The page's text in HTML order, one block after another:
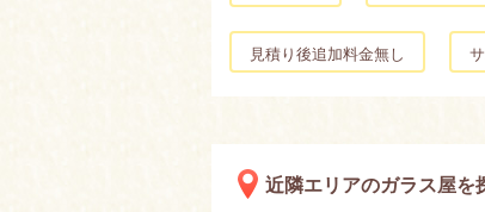
見積り後追加料金無し
近隣エリアのガラス屋を